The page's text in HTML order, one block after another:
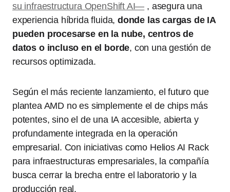
su infraestructura OpenShift AI— , asegura una
experiencia híbrida fluida, donde las cargas de IA
pueden procesarse en la nube, centros de
datos o incluso en el borde, con una gestión de
recursos optimizada.
Según el más reciente lanzamiento, el futuro que
plantea AMD no es simplemente el de chips más
potentes, sino el de una IA accesible, abierta y
profundamente integrada en la operación
empresarial. Con iniciativas como Helios AI Rack
para infraestructuras empresariales, la compañía
busca cerrar la brecha entre el laboratorio y la
producción real.